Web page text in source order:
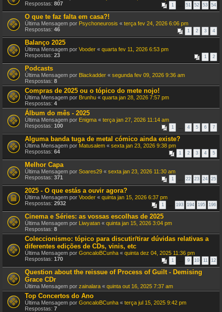
Respostas: 807 1 … 51 52 53 54
O que te faz falta em casa?!
Última Mensagem por Psychoneurosis « terça fev 24, 2026 6:06 pm
Respostas: 46 1 2 3 4
Balanço 2025
Última Mensagem por Vooder « quarta fev 11, 2026 6:53 pm
Respostas: 23 1 2
Podcasts
Última Mensagem por Blackadder « segunda fev 09, 2026 9:36 am
Respostas: 8
Compras de 2025 ou o tópico do mete nojo!
Última Mensagem por Brunhu « quarta jan 28, 2026 7:57 pm
Respostas: 4
Álbum do mês - 2025
Última Mensagem por Enigma « terça jan 27, 2026 11:14 am
Respostas: 100 1 … 4 5 6 7
Alguma banda tuga de metal cómico ainda existe?
Última Mensagem por Matusalem « sexta jan 23, 2026 9:38 pm
Respostas: 64 1 2 3 4 5
Melhor Capa
Última Mensagem por Soares29 « sexta jan 23, 2026 11:30 am
Respostas: 371 1 … 22 23 24 25
2025 - O que estás a ouvir agora?
Última Mensagem por Vooder « quinta jan 15, 2026 6:37 pm
Respostas: 2932 1 … 193 194 195 196
Cinema e Séries: as vossas escolhas de 2025
Última Mensagem por Liwyatan « quinta jan 15, 2026 3:04 pm
Respostas: 8
Coleccionismo: tópico para discutir/tirar dúvidas relativas a
diferentes edições de CDs, vinis, etc
Última Mensagem por GoncaloBCunha « quinta dez 04, 2025 11:36 pm
Respostas: 170 1 … 9 10 11 12
Question about the reissue of Process of Guilt - Demising
Grace CDr
Última Mensagem por zainalara « quinta out 16, 2025 7:37 am
Top Concertos do Ano
Última Mensagem por GoncaloBCunha « terça jul 15, 2025 9:42 pm
Respostas: 7